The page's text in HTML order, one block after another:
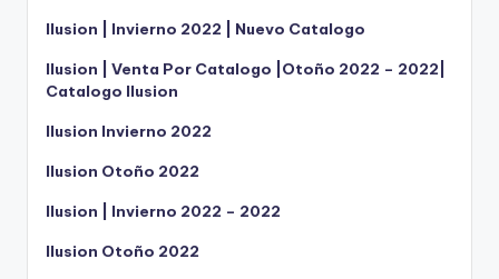
Ilusion | Invierno 2022 | Nuevo Catalogo
Ilusion | Venta Por Catalogo |Otoño 2022 – 2022|
Catalogo Ilusion
Ilusion Invierno 2022
Ilusion Otoño 2022
Ilusion | Invierno 2022 – 2022
Ilusion Otoño 2022